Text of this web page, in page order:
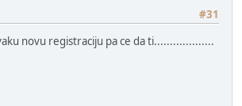
#31
novu registraciju pa ce da ti...................